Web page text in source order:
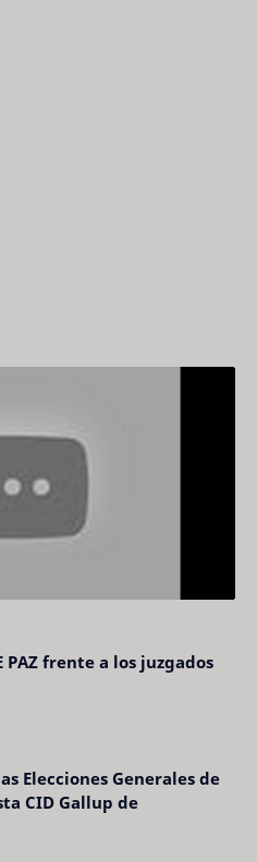
PAZ frente a los juzgados
Elecciones Generales de
CID Gallup de